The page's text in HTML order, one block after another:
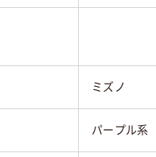
ミズノ
パープル系